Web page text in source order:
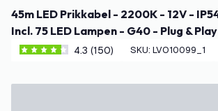
45m LED Prikkabel - 2200K - 12V - IP54 - Koppelbaar -
Incl. 75 LED Lampen - G40 - Plug & Play
4.3 score sterren
4.3 (150) SKU: LVO10099_1